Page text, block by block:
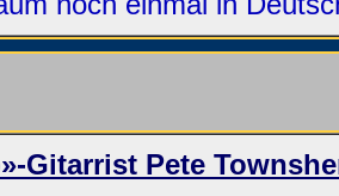
Gitarrist Pete